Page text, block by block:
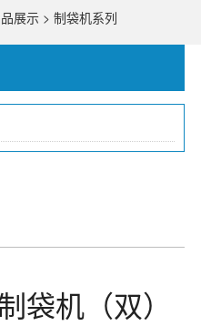
展示 > 制袋机系列
袋机（双）